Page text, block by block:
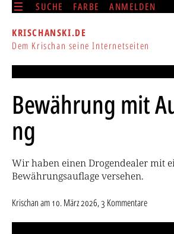
SUCHE FARBE ANMELDEN
KRISCHANSKI.DE
Dem Krischan seine Internetseiten
Bewährung mit
ng
Wir haben einen Drogendealer mit
Bewährungsauflage versehen.
Krischanam10. März 2026, 3 Kommentare